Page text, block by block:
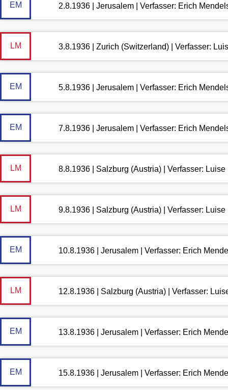
EM 2.8.1936 | Jerusalem | Verfasser: Erich
LM 3.8.1936 | Zurich (Switzerland) | Verfasser:
EM 5.8.1936 | Jerusalem | Verfasser: Erich
EM 7.8.1936 | Jerusalem | Verfasser: Erich
LM 8.8.1936 | Salzburg (Austria) | Verfasser:
LM 9.8.1936 | Salzburg (Austria) | Verfasser:
EM 10.8.1936 | Jerusalem | Verfasser: Erich
LM 12.8.1936 | Salzburg (Austria) | Verfasser:
EM 13.8.1936 | Jerusalem | Verfasser: Erich
EM 15.8.1936 | Jerusalem | Verfasser: Erich